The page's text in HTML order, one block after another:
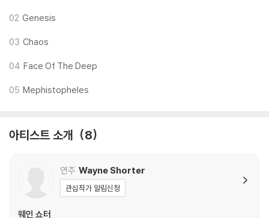
02 Genesis
03 Chaos
04 Face Of The Deep
05 Mephistopheles
아티스트 소개 8
연주 Wayne Shorter
관심작가 알림신청
웨인 쇼터